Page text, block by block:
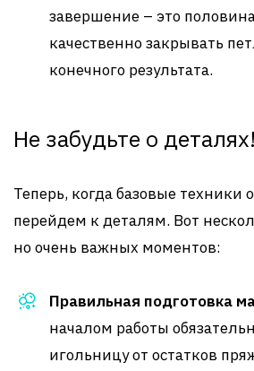
завершение – это половина
качественно закрывать
конечного результата.
Не забудьте о деталях!
Теперь, когда базовые техники
перейдем к деталям. Вот
но очень важных моментов:
Правильная подготовка
началом работы
игольницу от остатков